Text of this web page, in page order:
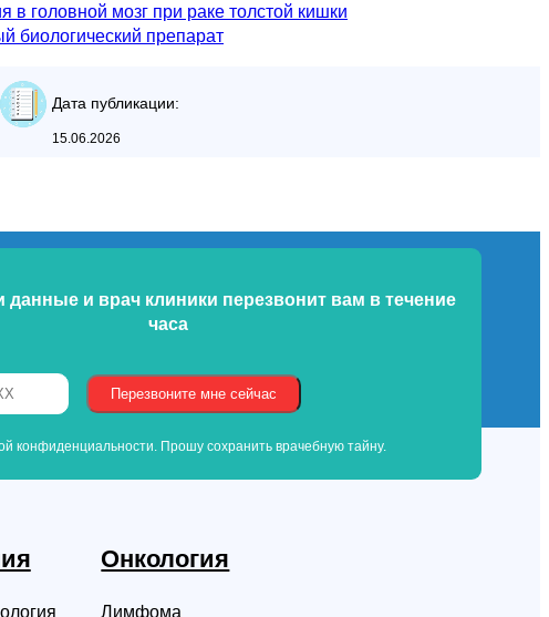
головной мозг при раке толстой кишки
биологический препарат
Дата публикации:
15.06.2026
данные и врач клиники перезвонит вам в течение
часа
конфиденциальности. Прошу сохранить врачебную тайну.
Онкология
Лимфома